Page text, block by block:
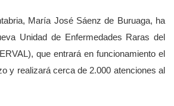
María José Sáenz de Buruaga, ha
Unidad de Enfermedades Raras del
que entrará en funcionamiento el
y realizará cerca de 2.000 atenciones al